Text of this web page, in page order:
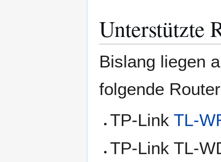
Unterstützte
Bislang liegen
folgende
TP-LinkTL-
TP-Link TL-